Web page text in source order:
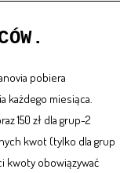
pobiera
każdego miesiąca.
150 zł dla grup-2
kwot (tylko dla grup
kwoty obowiązywać